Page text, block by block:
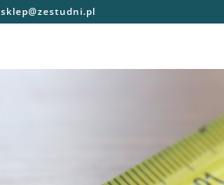
sklep@zestudni.pl